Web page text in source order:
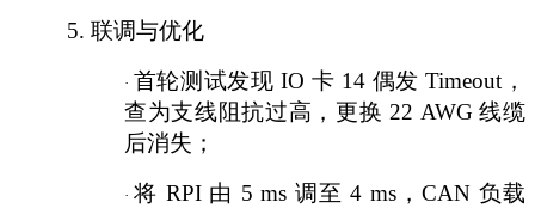
5. 联调与优化
· 首轮测试发现 IO 卡 14 偶发 Timeout，
查为支线阻抗过高，更换 22 AWG 线缆
后消失；
·将 RPI 由 5 ms 调至 4 ms，CAN 负载